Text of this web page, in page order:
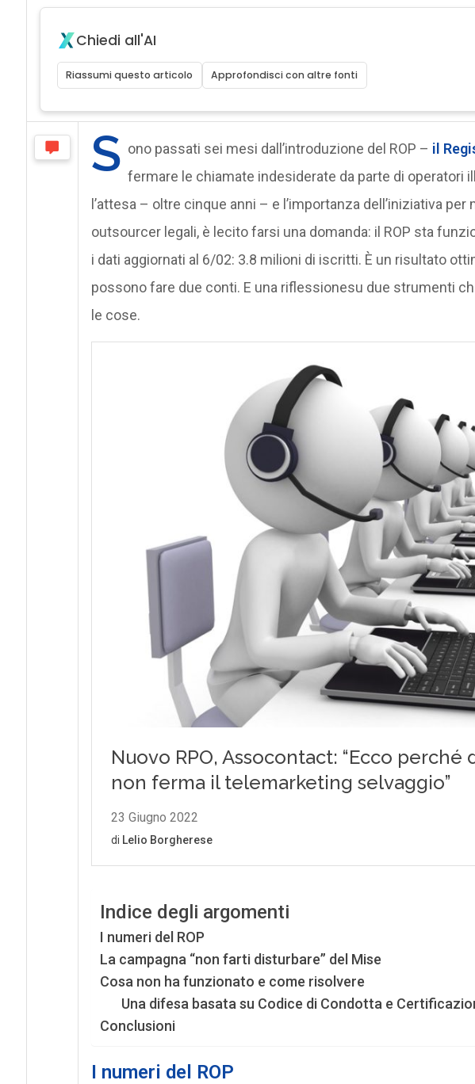
Chiedi all'AI
Riassumi questo articolo Approfondisci con altre fonti
S ono passati sei mesi dall’introduzione del ROP – il
fermare le chiamate indesiderate da parte di operatori
l’attesa – oltre cinque anni – e l’importanza dell’iniziativa
outsourcer legali, è lecito farsi una domanda: il ROP sta
i dati aggiornati al 6/02: 3.8 milioni di iscritti. È un risultato
possono fare due conti. E una riflessionesu due strumenti
le cose.
Indice degli argomenti
I numeri del ROP
La campagna “non farti disturbare” del Mise
Cosa non ha funzionato e come risolvere
Una difesa basata su Codice di Condotta e
Conclusioni
I numeri del ROP